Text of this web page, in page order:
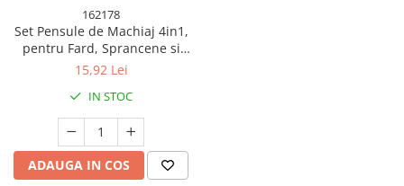
162178
Set Pensule de Machiaj 4in1,
pentru Fard, Sprancene si
Buze, 16 cm, din Plastic,
15,92 Lei
IN STOC
ADAUGA IN COS